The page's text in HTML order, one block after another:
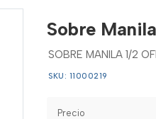
Sobre
SOBRE MANILA 1/2
SKU: 11000219
Precio